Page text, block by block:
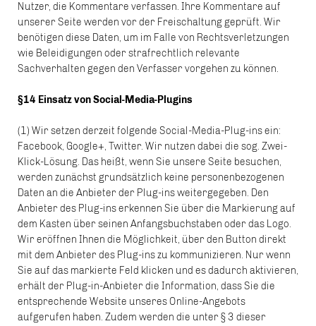
Nutzer, die Kommentare verfassen. Ihre Kommentare auf
unserer Seite werden vor der Freischaltung geprüft. Wir
benötigen diese Daten, um im Falle von Rechtsverletzungen
wie Beleidigungen oder strafrechtlich relevante
Sachverhalten gegen den Verfasser vorgehen zu können.
§14 Einsatz von Social-Media-Plugins
(1) Wir setzen derzeit folgende Social-Media-Plug-ins ein:
Facebook, Google+, Twitter. Wir nutzen dabei die sog. Zwei-
Klick-Lösung. Das heißt, wenn Sie unsere Seite besuchen,
werden zunächst grundsätzlich keine personenbezogenen
Daten an die Anbieter der Plug-ins weitergegeben. Den
Anbieter des Plug-ins erkennen Sie über die Markierung auf
dem Kasten über seinen Anfangsbuchstaben oder das Logo.
Wir eröffnen Ihnen die Möglichkeit, über den Button direkt
mit dem Anbieter des Plug-ins zu kommunizieren. Nur wenn
Sie auf das markierte Feld klicken und es dadurch aktivieren,
erhält der Plug-in-Anbieter die Information, dass Sie die
entsprechende Website unseres Online-Angebots
aufgerufen haben. Zudem werden die unter § 3 dieser